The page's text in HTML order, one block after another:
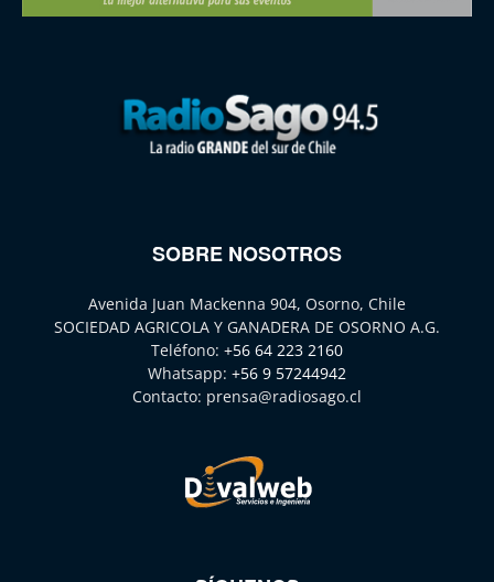
SOBRE NOSOTROS
Avenida Juan Mackenna 904, Osorno, Chile
SOCIEDAD AGRICOLA Y GANADERA DE OSORNO A.G.
Teléfono: +56 64 223 2160
Whatsapp: +56 9 57244942
Contacto: prensa@radiosago.cl